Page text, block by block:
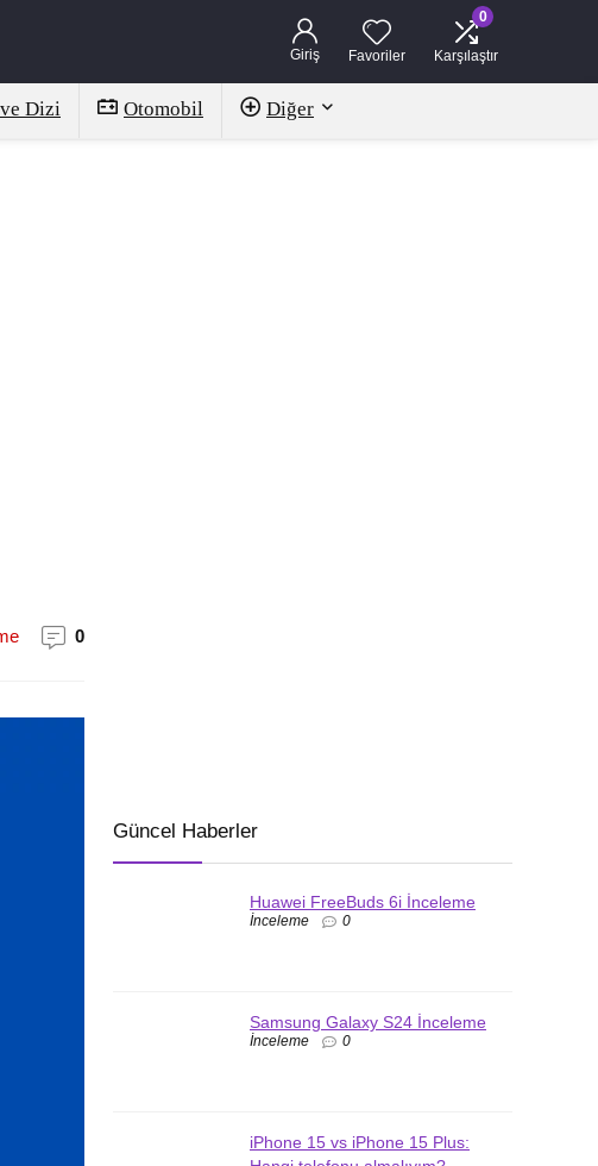
Giriş Favoriler
0
Karşılaştır
Dizi Otomobil Diğer
0
Güncel Haberler
Huawei FreeBuds 6i İnceleme
İnceleme 0
Samsung Galaxy S24 İnceleme
İnceleme 0
iPhone 15 vs iPhone 15 Plus: